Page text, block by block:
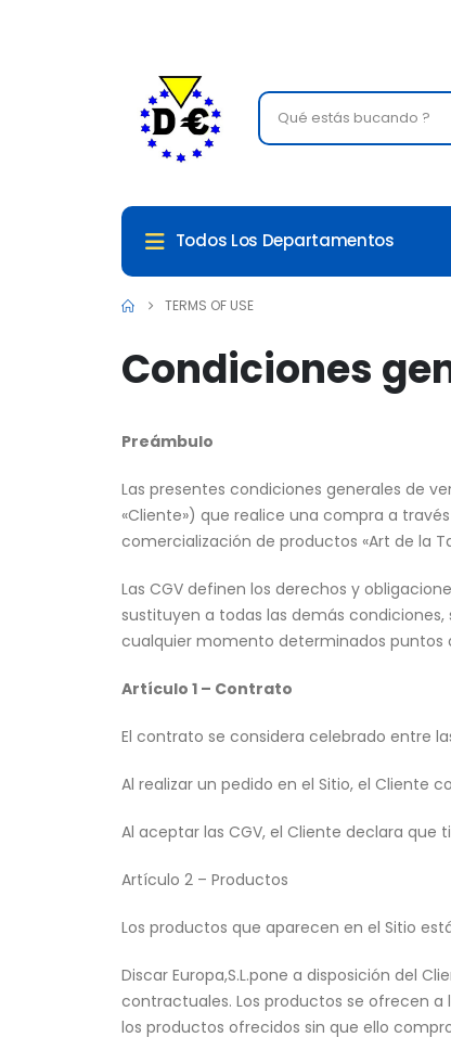
Todos Los Departamentos
TERMS OF USE
Condiciones
Preámbulo
Las presentes condiciones generales de
«Cliente») que realice una compra a
comercialización de productos «Art de la
Las CGV definen los derechos y
sustituyen a todas las demás condiciones,
cualquier momento determinados puntos
Artículo 1 – Contrato
El contrato se considera celebrado entre
Al realizar un pedido en el Sitio, el Cliente
Al aceptar las CGV, el Cliente declara que
Artículo 2 – Productos
Los productos que aparecen en el Sitio
Discar Europa,S.L.pone a disposición del
contractuales. Los productos se ofrecen a
los productos ofrecidos sin que ello